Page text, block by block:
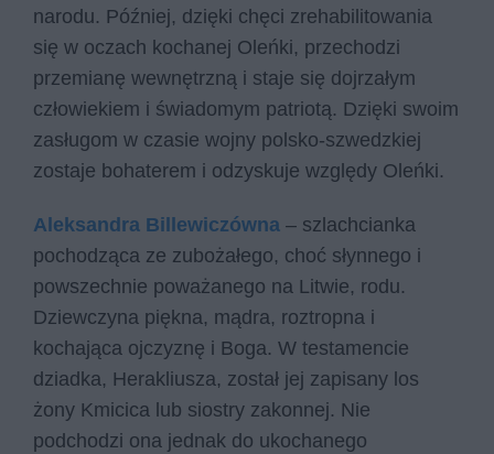
narodu. Później, dzięki chęci zrehabilitowania
się w oczach kochanej Oleńki, przechodzi
przemianę wewnętrzną i staje się dojrzałym
człowiekiem i świadomym patriotą. Dzięki swoim
zasługom w czasie wojny polsko-szwedzkiej
zostaje bohaterem i odzyskuje względy Oleńki.
Aleksandra Billewiczówna – szlachcianka
pochodząca ze zubożałego, choć słynnego i
powszechnie poważanego na Litwie, rodu.
Dziewczyna piękna, mądra, roztropna i
kochająca ojczyznę i Boga. W testamencie
dziadka, Herakliusza, został jej zapisany los
żony Kmicica lub siostry zakonnej. Nie
podchodzi ona jednak do ukochanego